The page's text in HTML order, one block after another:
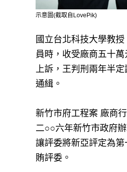
示意圖(截取自LovePik)
國立台北科技大學教
員時，收受廠商五十
上訴，王判刑兩年半
通緝。
新竹市府工程案 廠商
二○○六年新竹市政府
讓評委將新亞評定為
賄評委。